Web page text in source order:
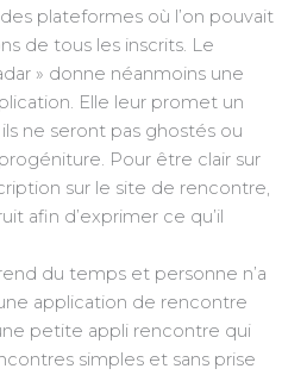
plateformes où l’on pouvait
de tous les inscrits. Le
» donne néanmoins une
Elle leur promet un
ne seront pas ghostés ou
Pour être clair sur
sur le site de rencontre,
afin d’exprimer ce qu’il
du temps et personne n’a
application de rencontre
petite appli rencontre qui
simples et sans prise